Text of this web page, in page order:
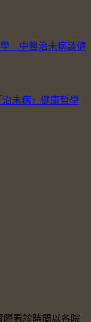
學 中醫治未病談健
未病」健康哲學
際看診時間以各院